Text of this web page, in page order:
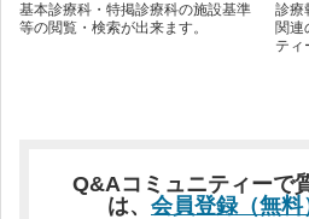
基本診療科・特掲診療科の施設基準
等の閲覧・検索が出来ます。
診療
関連
ティ
Q&Aコミュニティーで
は、 会員登録（無料